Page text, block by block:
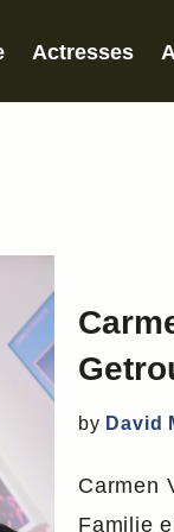
Actresses
by David
Carmen
Familie